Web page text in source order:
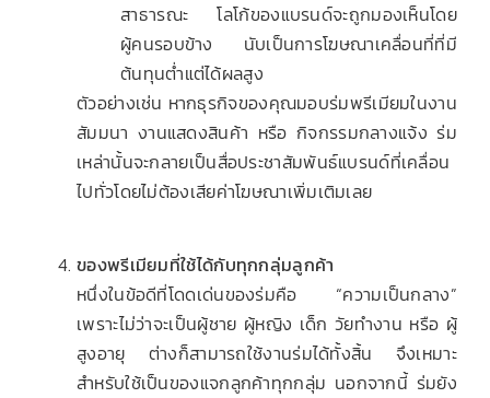
สาธารณะ โลโก้ของแบรนด์จะถูกมองเห็นโดย
ผู้คนรอบข้าง นับเป็นการโฆษณาเคลื่อนที่ที่มี
ต้นทุนต่ำแต่ได้ผลสูง
ตัวอย่างเช่น หากธุรกิจของคุณมอบร่มพรีเมียมในงาน
สัมมนา งานแสดงสินค้า หรือ กิจกรรมกลางแจ้ง ร่ม
เหล่านั้นจะกลายเป็นสื่อประชาสัมพันธ์แบรนด์ที่เคลื่อน
ไปทั่วโดยไม่ต้องเสียค่าโฆษณาเพิ่มเติมเลย
ของพรีเมียมที่ใช้ได้กับทุกกลุ่มลูกค้า
หนึ่งในข้อดีที่โดดเด่นของร่มคือ “ความเป็นกลาง”
เพราะไม่ว่าจะเป็นผู้ชาย ผู้หญิง เด็ก วัยทำงาน หรือ ผู้
สูงอายุ ต่างก็สามารถใช้งานร่มได้ทั้งสิ้น จึงเหมาะ
สำหรับใช้เป็นของแจกลูกค้าทุกกลุ่ม นอกจากนี้ ร่มยัง